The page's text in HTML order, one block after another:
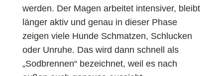
werden. Der Magen arbeitet intensiver, bleibt
länger aktiv und genau in dieser Phase
zeigen viele Hunde Schmatzen, Schlucken
oder Unruhe. Das wird dann schnell als
„Sodbrennen“ bezeichnet, weil es nach